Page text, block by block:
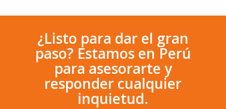
¿Listo para dar el gran
paso? Estamos en Perú
para asesorarte y
responder cualquier
inquietud.